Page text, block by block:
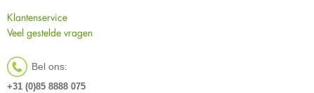
Klantenservice
Veel gestelde vragen
Bel ons:
+31 (0)85 8888 075